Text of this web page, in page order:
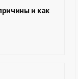
и как